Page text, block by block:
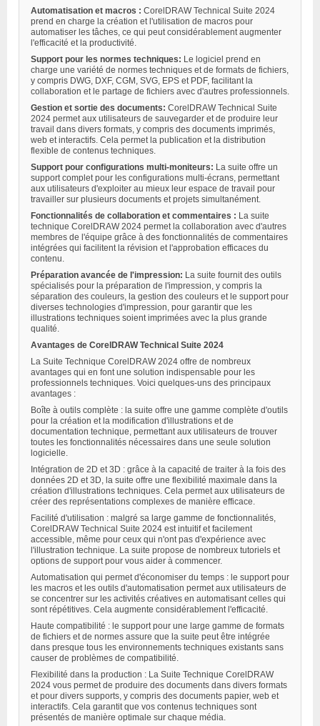
Automatisation et macros : CorelDRAW Technical Suite 2024
prend en charge la création et l'utilisation de macros pour
automatiser les tâches, ce qui peut considérablement augmenter
l'efficacité et la productivité.
Support pour les normes techniques: Le logiciel prend en
charge une variété de normes techniques et de formats de fichiers,
y compris DWG, DXF, CGM, SVG, EPS et PDF, facilitant la
collaboration et le partage de fichiers avec d'autres professionnels.
Gestion et sortie des documents: CorelDRAW Technical Suite
2024 permet aux utilisateurs de sauvegarder et de produire leur
travail dans divers formats, y compris des documents imprimés,
web et interactifs. Cela permet la publication et la distribution
flexible de contenus techniques.
Support pour configurations multi-moniteurs: La suite offre un
support complet pour les configurations multi-écrans, permettant
aux utilisateurs d'exploiter au mieux leur espace de travail pour
travailler sur plusieurs documents et projets simultanément.
Fonctionnalités de collaboration et commentaires : La suite
technique CorelDRAW 2024 permet la collaboration avec d'autres
membres de l'équipe grâce à des fonctionnalités de commentaires
intégrées qui facilitent la révision et l'approbation efficaces du
contenu.
Préparation avancée de l'impression: La suite fournit des outils
spécialisés pour la préparation de l'impression, y compris la
séparation des couleurs, la gestion des couleurs et le support pour
diverses technologies d'impression, pour garantir que les
illustrations techniques soient imprimées avec la plus grande
qualité.
Avantages de CorelDRAW Technical Suite 2024
La Suite Technique CorelDRAW 2024 offre de nombreux
avantages qui en font une solution indispensable pour les
professionnels techniques. Voici quelques-uns des principaux
avantages :
Boîte à outils complète : la suite offre une gamme complète d'outils
pour la création et la modification d'illustrations et de
documentation technique, permettant aux utilisateurs de trouver
toutes les fonctionnalités nécessaires dans une seule solution
logicielle.
Intégration de 2D et 3D : grâce à la capacité de traiter à la fois des
données 2D et 3D, la suite offre une flexibilité maximale dans la
création d'illustrations techniques. Cela permet aux utilisateurs de
créer des représentations complexes de manière efficace.
Facilité d'utilisation : malgré sa large gamme de fonctionnalités,
CorelDRAW Technical Suite 2024 est intuitif et facilement
accessible, même pour ceux qui n'ont pas d'expérience avec
l'illustration technique. La suite propose de nombreux tutoriels et
options de support pour vous aider à commencer.
Automatisation qui permet d'économiser du temps : le support pour
les macros et les outils d'automatisation permet aux utilisateurs de
se concentrer sur les activités créatives en automatisant celles qui
sont répétitives. Cela augmente considérablement l'efficacité.
Haute compatibilité : le support pour une large gamme de formats
de fichiers et de normes assure que la suite peut être intégrée
dans presque tous les environnements techniques existants sans
causer de problèmes de compatibilité.
Flexibilité dans la production : La Suite Technique CorelDRAW
2024 vous permet de produire des documents dans divers formats
et pour divers supports, y compris des documents papier, web et
interactifs. Cela garantit que vos contenus techniques sont
présentés de manière optimale sur chaque média.